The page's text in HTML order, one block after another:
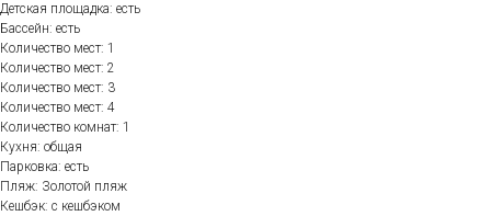
Детская площадка: есть
Бассейн: есть
Количество мест: 1
Количество мест: 2
Количество мест: 3
Количество мест: 4
Количество комнат: 1
Кухня: общая
Парковка: есть
Пляж: Золотой пляж
Кешбэк: с кешбэком